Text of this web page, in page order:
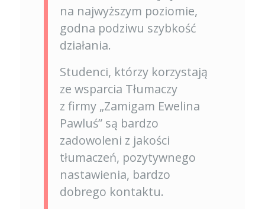
na najwyższym poziomie,
godna podziwu szybkość
działania.
Studenci, którzy korzystają
ze wsparcia Tłumaczy
z firmy „Zamigam Ewelina
Pawluś” są bardzo
zadowoleni z jakości
tłumaczeń, pozytywnego
nastawienia, bardzo
dobrego kontaktu.